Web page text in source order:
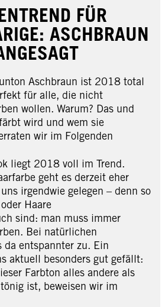
FÜR
ASCHBRAUN
Aschbraun ist 2018 total
für alle, die nicht
wollen. Warum? Das und
wird und wem sie
wir im Folgenden
liegt 2018 voll im Trend.
geht es derzeit eher
irgendwie gelegen – denn so
Haare
sind: man muss immer
Bei natürlichen
da entspannter zu. Ein
aktuell besonders gut gefällt:
Farbton alles andere als
ist, beweisen wir im